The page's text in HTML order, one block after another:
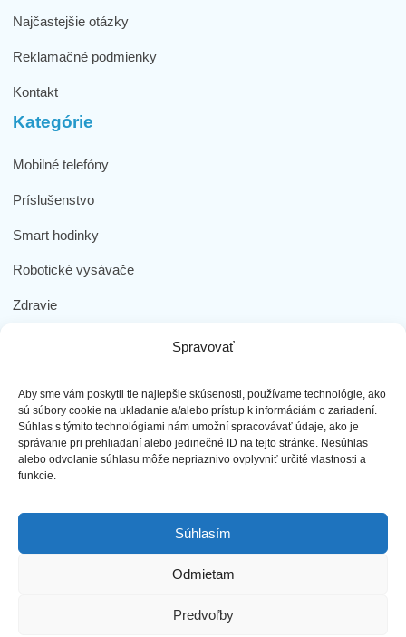
Spravovať
Aby sme vám poskytli tie najlepšie skúsenosti, používame technológie, ako
sú súbory cookie na ukladanie a/alebo prístup k informáciám o zariadení.
Súhlas s týmito technológiami nám umožní spracovávať údaje, ako je
správanie pri prehliadaní alebo jedinečné ID na tejto stránke. Nesúhlas
alebo odvolanie súhlasu môže nepriaznivo ovplyvniť určité vlastnosti a
funkcie.
Súhlasím
Odmietam
Predvoľby
Najčastejšie otázky
Reklamačné podmienky
Kontakt
Kategórie
Mobilné telefóny
Príslušenstvo
Smart hodinky
Robotické vysávače
Zdravie
Dôležité odkazy
Obchodné podmienky
Ochrana osobných údajov
Doprava a platba
Reklamácia tovaru
najLEPŠIEmobily s.r.o. - Všetky práva vyhradené ©2023